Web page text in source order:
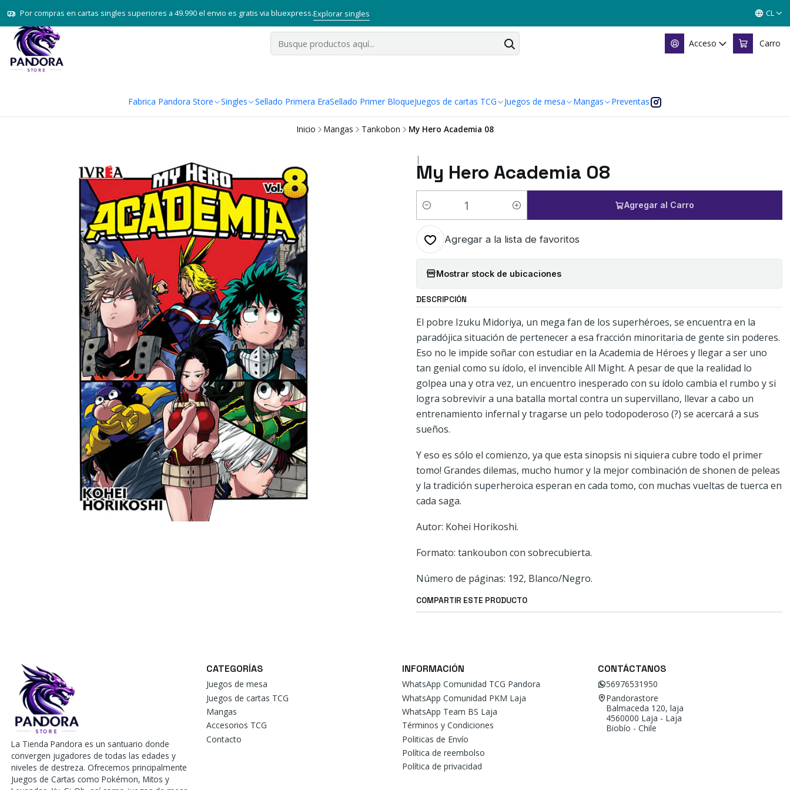
Acceso Carro
Fabrica Pandora Store Singles Sellado Primera EraSellado Primer BloqueJuegos de cartas TCG Juegos de mesa Mangas Preventas
Por compras en cartas singles superiores a 49.990 el envio es gratis via bluexpress.Explorar singles CL
Inicio Mangas Tankobon My Hero Academia 08
|
My Hero Academia 08
Cantidad
Agregar al Carro
Agregar a la lista de favoritos
Mostrar stock de ubicaciones
DESCRIPCIÓN
El pobre Izuku Midoriya, un mega fan de los superhéroes, se encuentra en la
paradójica situación de pertenecer a esa fracción minoritaria de gente sin poderes.
Eso no le impide soñar con estudiar en la Academia de Héroes y llegar a ser uno
tan genial como su ídolo, el invencible All Might. A pesar de que la realidad lo
golpea una y otra vez, un encuentro inesperado con su ídolo cambia el rumbo y si
logra sobrevivir a una batalla mortal contra un supervillano, llevar a cabo un
entrenamiento infernal y tragarse un pelo todopoderoso (?) se acercará a sus
sueños.
Y eso es sólo el comienzo, ya que esta sinopsis ni siquiera cubre todo el primer
tomo! Grandes dilemas, mucho humor y la mejor combinación de shonen de peleas
y la tradición superheroica esperan en cada tomo, con muchas vueltas de tuerca en
cada saga.
Autor: Kohei Horikoshi.
Formato: tankoubon con sobrecubierta.
Número de páginas: 192, Blanco/Negro.
COMPARTIR ESTE PRODUCTO
La Tienda Pandora es un santuario donde
convergen jugadores de todas las edades y
niveles de destreza. Ofrecemos principalmente
Juegos de Cartas como Pokémon, Mitos y
CATEGORÍAS
Juegos de mesa
Juegos de cartas TCG
Mangas
Accesorios TCG
Contacto
INFORMACIÓN
WhatsApp Comunidad TCG Pandora
WhatsApp Comunidad PKM Laja
WhatsApp Team BS Laja
Términos y Condiciones
Politicas de Envío
Política de reembolso
Política de privacidad
CONTÁCTANOS
56976531950
Pandorastore
Balmaceda 120, laja
4560000 Laja - Laja
Biobío - Chile